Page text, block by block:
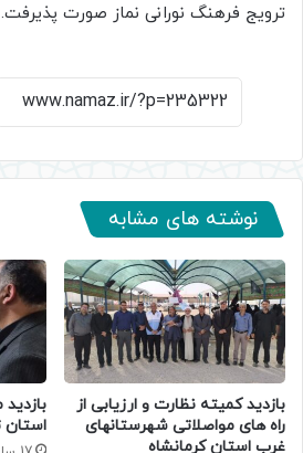
ترویج فرهنگ نورانی نماز صورت پذیرفت.
نوشته های مشابه
بازدید کمیته نظارت و ارزیابی از
راه های مواصلاتی شهرستانهای
غرب استان کرمانشاه
استان